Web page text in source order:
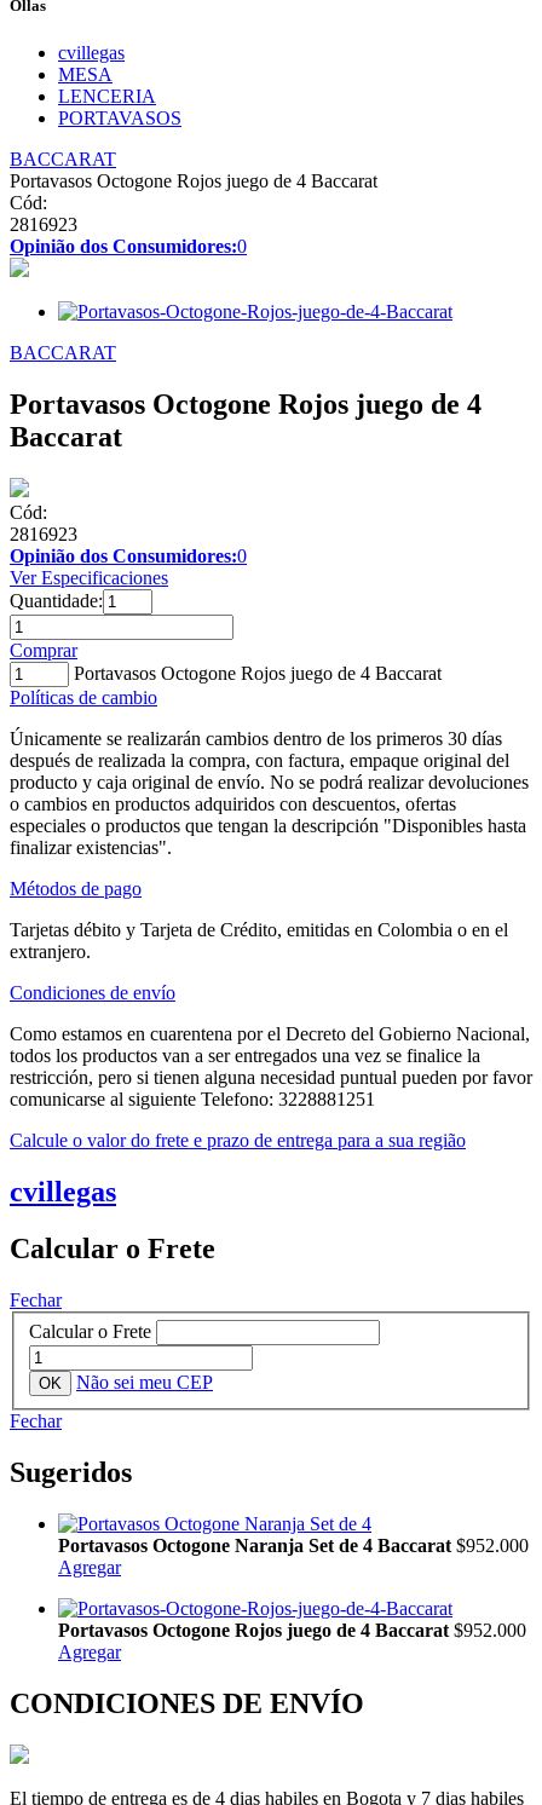
Ollas
cvillegas
MESA
LENCERIA
PORTAVASOS
BACCARAT
Portavasos Octogone Rojos juego de 4 Baccarat
Cód:
2816923
Opinião dos Consumidores:0
BACCARAT
Portavasos Octogone Rojos juego de 4
Baccarat
Cód:
2816923
Opinião dos Consumidores:0
Ver Especificaciones
Quantidade:
Comprar
Portavasos Octogone Rojos juego de 4 Baccarat
Políticas de cambio
Únicamente se realizarán cambios dentro de los primeros 30 días
después de realizada la compra, con factura, empaque original del
producto y caja original de envío. No se podrá realizar devoluciones
o cambios en productos adquiridos con descuentos, ofertas
especiales o productos que tengan la descripción "Disponibles hasta
finalizar existencias".
Métodos de pago
Tarjetas débito y Tarjeta de Crédito, emitidas en Colombia o en el
extranjero.
Condiciones de envío
Como estamos en cuarentena por el Decreto del Gobierno Nacional,
todos los productos van a ser entregados una vez se finalice la
restricción, pero si tienen alguna necesidad puntual pueden por favor
comunicarse al siguiente Telefono: 3228881251
Calcule o valor do frete e prazo de entrega para a sua região
cvillegas
Calcular o Frete
Fechar
Calcular o Frete
Não sei meu CEP
Fechar
Sugeridos
Portavasos Octogone Naranja Set de 4 Baccarat $952.000
Agregar
Portavasos Octogone Rojos juego de 4 Baccarat $952.000
Agregar
CONDICIONES DE ENVÍO
El tiempo de entrega es de 4 dias habiles en Bogota y 7 dias habiles